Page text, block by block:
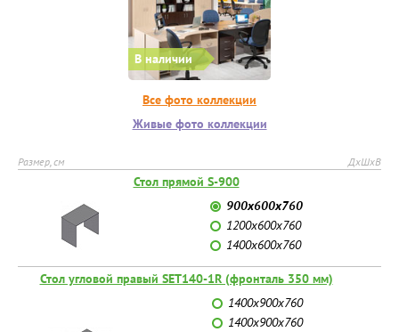
В наличии
Все фото коллекции
Живые фото коллекции
Размер, см ДхШхВ
Стол прямой S-900
900х600х760
1200х600х760
1400х600х760
Стол угловой правый SET140-1R (фронталь 350 мм)
1400х900х760
1400х900х760